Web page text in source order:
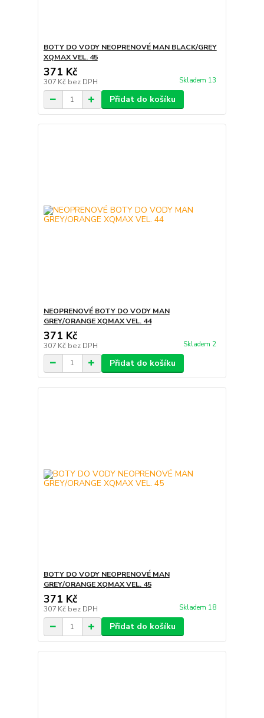
BOTY DO VODY NEOPRENOVÉ MAN BLACK/GREY
XQMAX VEL. 45
371 Kč
307 Kč bez DPH Skladem 13
Přidat do košíku
NEOPRENOVÉ BOTY DO VODY MAN
GREY/ORANGE XQMAX VEL. 44
371 Kč
307 Kč bez DPH Skladem 2
Přidat do košíku
BOTY DO VODY NEOPRENOVÉ MAN
GREY/ORANGE XQMAX VEL. 45
371 Kč
307 Kč bez DPH Skladem 18
Přidat do košíku